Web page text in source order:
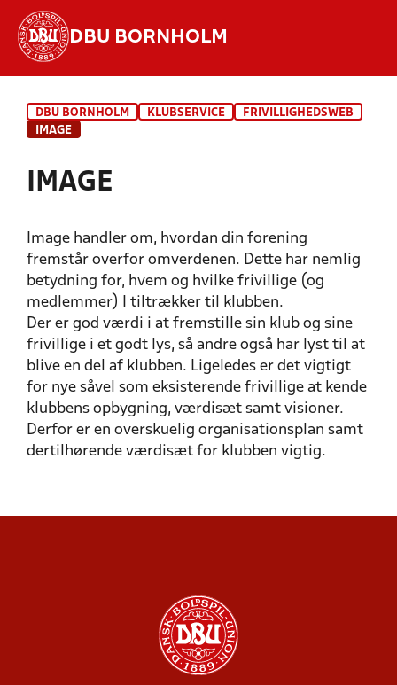
DBU BORNHOLM
DBU BORNHOLM KLUBSERVICE
FRIVILLIGHEDSWEB
IMAGE
IMAGE
Image handler om, hvordan din forening
fremstår overfor omverdenen. Dette har nemlig
betydning for, hvem og hvilke frivillige (og
medlemmer) I tiltrækker til klubben.
Der er god værdi i at fremstille sin klub og sine
frivillige i et godt lys, så andre også har lyst til at
blive en del af klubben. Ligeledes er det vigtigt
for nye såvel som eksisterende frivillige at kende
klubbens opbygning, værdisæt samt visioner.
Derfor er en overskuelig organisationsplan samt
dertilhørende værdisæt for klubben vigtig.
ORGANISATORISK
OPBYGNING/STRUKTUR
STRATEGI OG VÆRDISÆT